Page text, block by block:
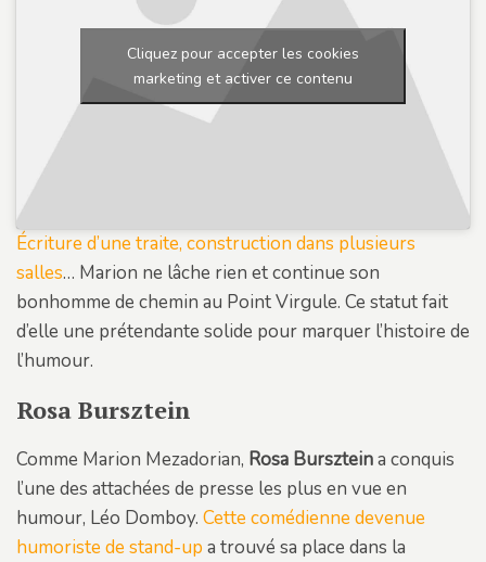
Cliquez pour accepter les cookies
marketing et activer ce contenu
Écriture d’une traite, construction dans plusieurs
salles… Marion ne lâche rien et continue son
bonhomme de chemin au Point Virgule. Ce statut fait
d’elle une prétendante solide pour marquer l’histoire de
l’humour.
Rosa Bursztein
Comme Marion Mezadorian, Rosa Burszteina conquis
l’une des attachées de presse les plus en vue en
humour, Léo Domboy. Cette comédienne devenue
humoriste de stand-up a trouvé sa place dans la